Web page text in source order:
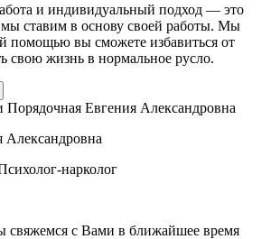
и индивидуальный подход — это
ставим в основу своей работы. Мы
помощью вы сможете избавиться от
свою жизнь в нормальное русло.
Александровна
нарколог
свяжемся с Вами в ближайшее время